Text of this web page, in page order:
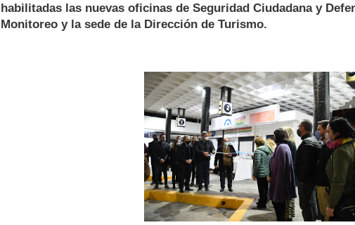
habilitadas las nuevas oficinas de Seguridad Ciudadana y
Monitoreo y la sede de la Dirección de Turismo.